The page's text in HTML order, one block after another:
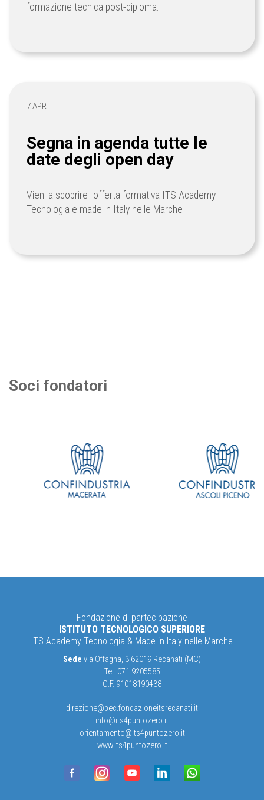
formazione tecnica post-diploma.
7 APR
Segna in agenda tutte le
date degli open day
Vieni a scoprire l'offerta formativa ITS Academy
Tecnologia e made in Italy nelle Marche
Soci fondatori
Fondazione di partecipazione
ISTITUTO TECNOLOGICO SUPERIORE
ITS Academy Tecnologia & Made in Italy nelle Marche
Sede via Offagna, 3 62019 Recanati (MC)
Tel. 071 9205585
C.F. 91018190438
direzione@pec.fondazioneitsrecanati.it
info@its4puntozero.it
orientamento@its4puntozero.it
www.its4puntozero.it